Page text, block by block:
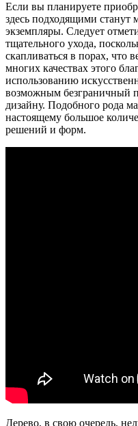
Если вы планируете
здесь подходящими
экземпляры. Следует
тщательного ухода,
скапливаться в порах, что
многих качествах этого
использованию
возможным безграничный
дизайну. Подобного рода
настоящему большое
решений и форм.
Дерево, в свою очередь,